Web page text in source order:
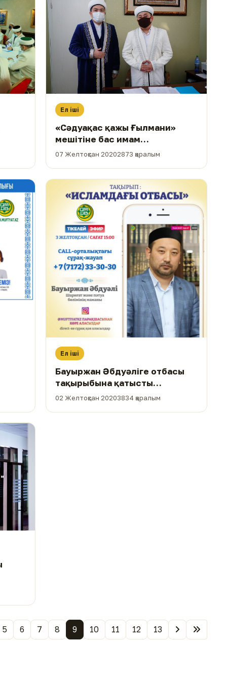
Ел іші
«Сәдуақас қажы Ғылмани»
мешітіне бас имам
тағайындалды (ФОТО)
07 Желтоқсан 20202873 қаралым
Ел іші
Бауыржан Әбдуәліге отбасы
тақырыбына қатысты
сауалдарыңызды қоя
02 Желтоқсан 20203834 қаралым
5 6 7 8 9 10 11 12 13